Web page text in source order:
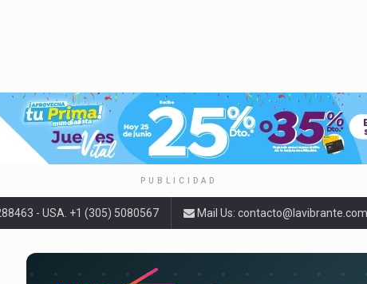
PUBLICIDAD
- USA. +1 (305) 5080567 Mail Us: contacto@lavibrante.com